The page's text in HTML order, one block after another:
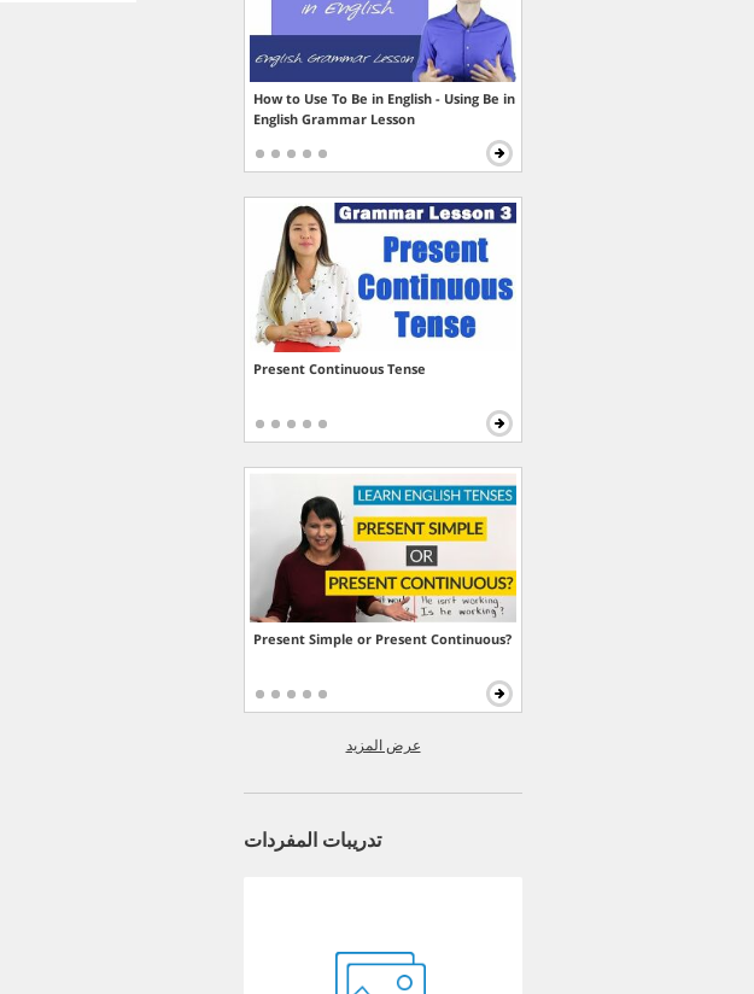
How to Use To Be in English - Using Be in
English Grammar Lesson
Present Continuous Tense
Present Simple or Present Continuous?
عرض المزيد
تدريبات المفردات